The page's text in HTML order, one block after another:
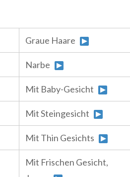
Graue Haare
Narbe
Mit Baby-Gesicht
Mit Steingesicht
Mit Thin Gesichts
Mit Frischen Gesicht,